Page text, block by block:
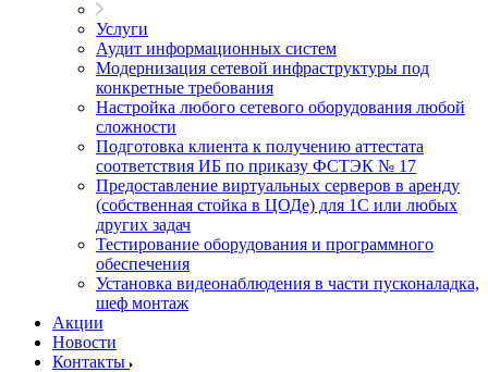
Услуги
Аудит информационных систем
Модернизация сетевой инфраструктуры под
конкретные требования
Настройка любого сетевого оборудования любой
сложности
Подготовка клиента к получению аттестата
соответствия ИБ по приказу ФСТЭК № 17
Предоставление виртуальных серверов в аренду
(собственная стойка в ЦОДе) для 1С или любых
других задач
Тестирование оборудования и программного
обеспечения
Установка видеонаблюдения в части пусконаладка,
шеф монтаж
Акции
Новости
Контакты